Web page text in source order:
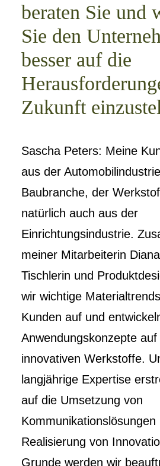
beraten Sie und
Sie den
besser auf die
Zukunft
Sascha Peters: Meine
aus der
Baubranche, der
natürlich auch aus der
Einrichtungsindustrie.
meiner Mitarbeiterin
Tischlerin und
wir wichtige
Kunden auf und
Anwendungskonzepte
innovativen Werkstoffe.
langjährige Expertise
auf die Umsetzung von
Kommunikationslösungen
Realisierung von
Grunde werden wir